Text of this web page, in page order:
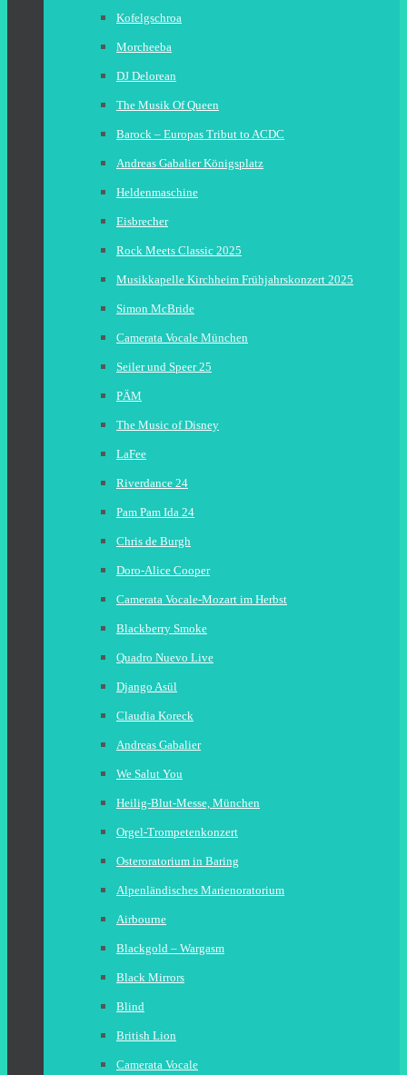
Kofelgschroa
Morcheeba
DJ Delorean
The Musik Of Queen
Barock – Europas Tribut to ACDC
Andreas Gabalier Königsplatz
Heldenmaschine
Eisbrecher
Rock Meets Classic 2025
Musikkapelle Kirchheim Frühjahrskonzert 2025
Simon McBride
Camerata Vocale München
Seiler und Speer 25
PÄM
The Music of Disney
LaFee
Riverdance 24
Pam Pam Ida 24
Chris de Burgh
Doro-Alice Cooper
Camerata Vocale-Mozart im Herbst
Blackberry Smoke
Quadro Nuevo Live
Django Asül
Claudia Koreck
Andreas Gabalier
We Salut You
Heilig-Blut-Messe, München
Orgel-Trompetenkonzert
Osteroratorium in Baring
Alpenländisches Marienoratorium
Airbourne
Blackgold – Wargasm
Black Mirrors
Blind
British Lion
Camerata Vocale